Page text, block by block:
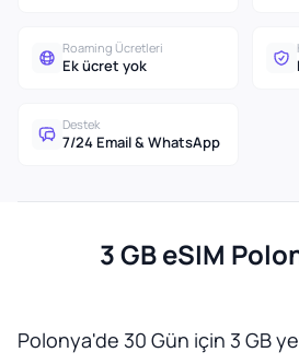
Roaming Ücretleri
Ek ücret yok
Destek
7/24 Email & WhatsApp
3 GB eSIM
Polonya'de 30 Gün için 3 GB